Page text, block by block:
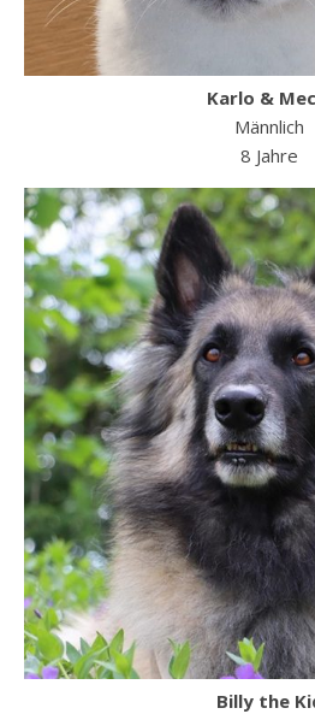
Karlo &
Männlich
8 Jahre
Billy the